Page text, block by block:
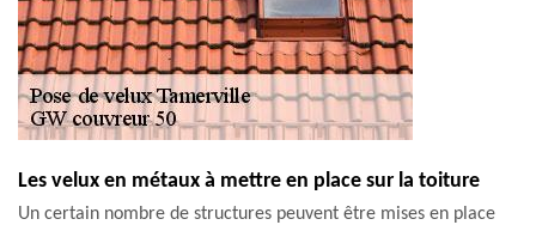
Les velux en métaux à mettre en place sur la toiture
Un certain nombre de structures peuvent être mises en place